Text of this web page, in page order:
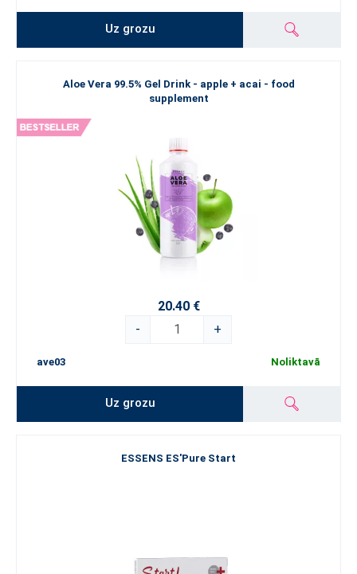
Uz grozu
Aloe Vera 99.5% Gel Drink - apple + acai - food
supplement
20.40 €
-
+
ave03 Noliktavā
Uz grozu
ESSENS ES'Pure Start